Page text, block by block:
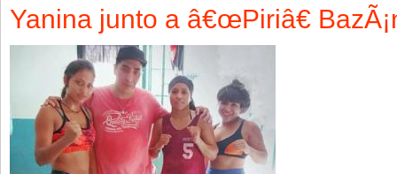
Yanina junto a â€œPiriâ€